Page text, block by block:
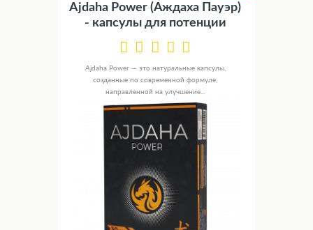
Ajdaha Power (Аждаха Пауэр)
- капсулы для потенции
Ajdaha Power — это натуральные капсулы,
созданные по современной формуле,
направленной на улучшение...